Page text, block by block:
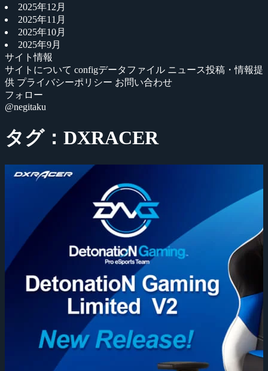
2025年12月
2025年11月
2025年10月
2025年9月
サイト情報
サイトについて configデータファイル ニュース投稿・情報提
供 プライバシーポリシー お問い合わせ
フォロー
@negitaku
タグ：DXRACER